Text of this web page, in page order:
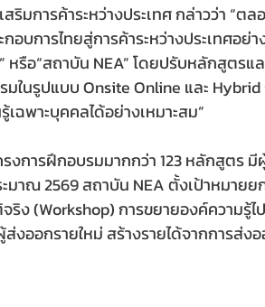
การค้าระหว่างประเทศ กล่าวว่า “ตล
บการไทยสู่การค้าระหว่างประเทศอย่
รือ“สถาบัน NEA” โดยปรับหลักสูตรแ
ในรูปแบบ Onsite Online และ
ฉพาะบุคคลได้อย่างเหมาะสม”
งการฝึกอบรมมากกว่า 123 หลักสูตร มี
มาณ 2569 สถาบัน NEA ตั้งเป้าหมาย
ง (Workshop) การขยายองค์ความรู้
ออกรายใหม่ สร้างรายได้จากการส่ง